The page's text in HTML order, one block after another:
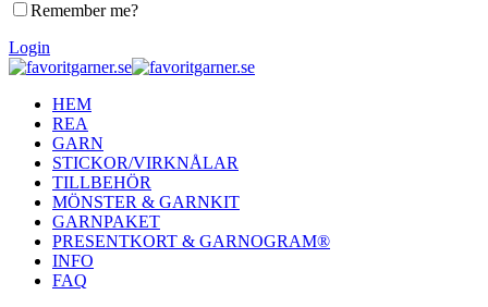
Remember me?
Login
HEM
REA
GARN
STICKOR/VIRKNÅLAR
TILLBEHÖR
MÖNSTER & GARNKIT
GARNPAKET
PRESENTKORT & GARNOGRAM®
INFO
FAQ